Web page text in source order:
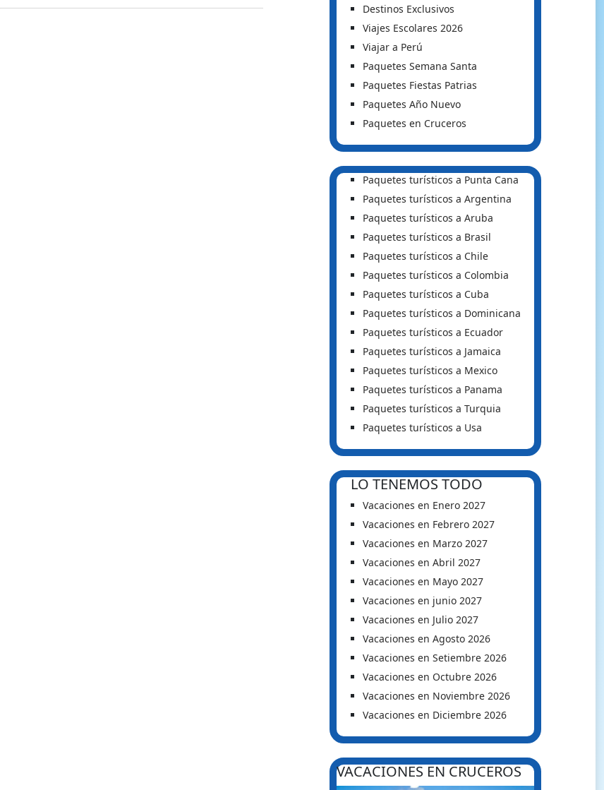
Destinos Exclusivos
Viajes Escolares 2026
Viajar a Perú
Paquetes Semana Santa
Paquetes Fiestas Patrias
Paquetes Año Nuevo
Paquetes en Cruceros
Paquetes turísticos a Punta Cana
Paquetes turísticos a Argentina
Paquetes turísticos a Aruba
Paquetes turísticos a Brasil
Paquetes turísticos a Chile
Paquetes turísticos a Colombia
Paquetes turísticos a Cuba
Paquetes turísticos a Dominicana
Paquetes turísticos a Ecuador
Paquetes turísticos a Jamaica
Paquetes turísticos a Mexico
Paquetes turísticos a Panama
Paquetes turísticos a Turquia
Paquetes turísticos a Usa
LO TENEMOS TODO
Vacaciones en Enero 2027
Vacaciones en Febrero 2027
Vacaciones en Marzo 2027
Vacaciones en Abril 2027
Vacaciones en Mayo 2027
Vacaciones en junio 2027
Vacaciones en Julio 2027
Vacaciones en Agosto 2026
Vacaciones en Setiembre 2026
Vacaciones en Octubre 2026
Vacaciones en Noviembre 2026
Vacaciones en Diciembre 2026
VACACIONES EN CRUCEROS